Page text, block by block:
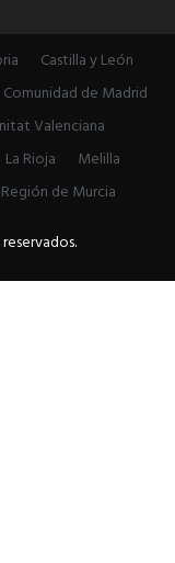
Castilla y León
Comunidad de Madrid
Valenciana
La Rioja
Melilla
Región de Murcia